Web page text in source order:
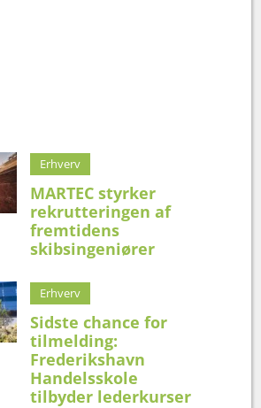
Erhverv
MARTEC styrker
rekrutteringen af
fremtidens
skibsingeniører
Erhverv
Sidste chance for
tilmelding:
Frederikshavn
Handelsskole
tilbyder lederkurser